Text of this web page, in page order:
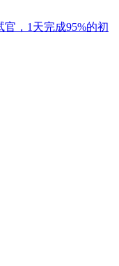
，1天完成95%的初